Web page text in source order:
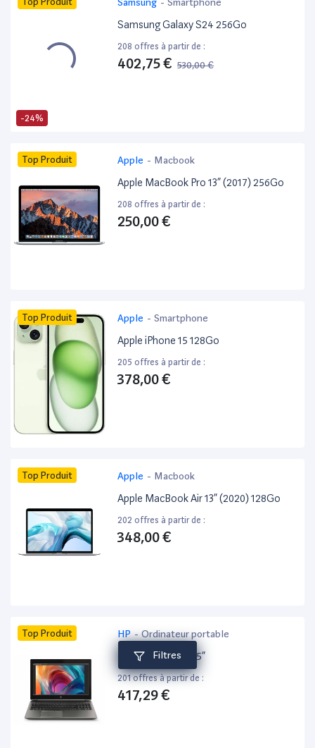
Filtres
-24%
Samsung - Smartphone
Samsung Galaxy S24 256Go
208 offres à partir de :
402,75 € 530,00 €
Top Produit Apple - Macbook
Apple MacBook Pro 13” (2017) 256Go
208 offres à partir de :
250,00 €
Top Produit Apple - Smartphone
Apple iPhone 15 128Go
205 offres à partir de :
378,00 €
Top Produit Apple - Macbook
Apple MacBook Air 13” (2020) 128Go
202 offres à partir de :
348,00 €
Top Produit HP- Ordinateur portable
HP ZBook 15 G6 15”
201 offres à partir de :
417,29 €